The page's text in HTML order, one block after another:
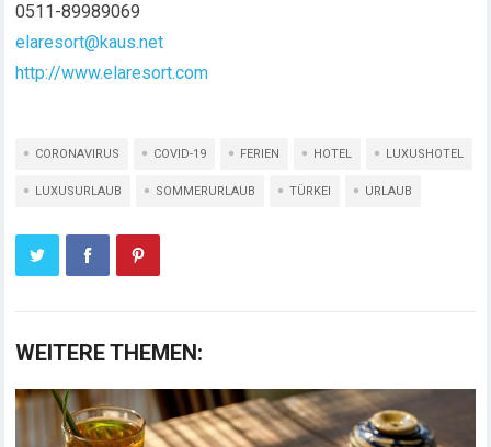
0511-89989069
elaresort@kaus.net
http://www.elaresort.com
CORONAVIRUS COVID-19 FERIEN HOTEL LUXUSHOTEL
LUXUSURLAUB SOMMERURLAUB TÜRKEI URLAUB
WEITERE THEMEN: